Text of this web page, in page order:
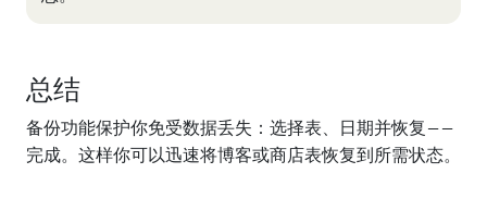
总结
备份功能保护你免受数据丢失：选择表、日期并恢复——
完成。这样你可以迅速将博客或商店表恢复到所需状态。